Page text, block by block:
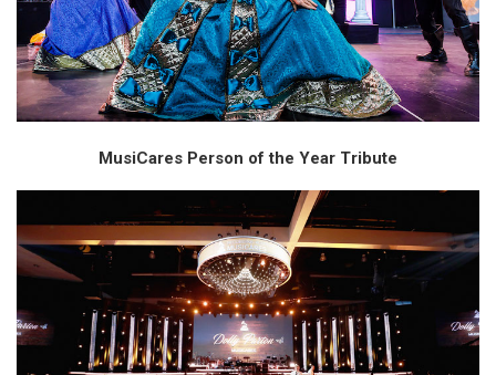
MusiCares Person of the Year Tribute